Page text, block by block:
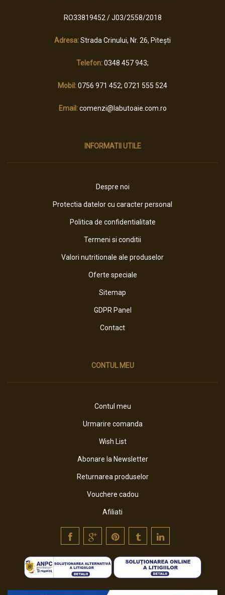
RO33819452 / J03/2558/2018
Adresa:Strada Crinului, Nr. 26, Pitești
Telefon:0348 457 943;
Mobil:0756 971 452; 0721 555 524
Email:comenzi@labutoaie.com.ro
INFORMATII UTILE
Despre noi
Protectia datelor cu caracter personal
Politica de confidentialitate
Termeni si conditii
Valori nutritionale ale produselor
Oferte speciale
Sitemap
GDPR Panel
Contact
CONTUL MEU
Contul meu
Urmarire comanda
Wish List
Abonare la Newsletter
Returnarea produselor
Vouchere cadou
Afiliati